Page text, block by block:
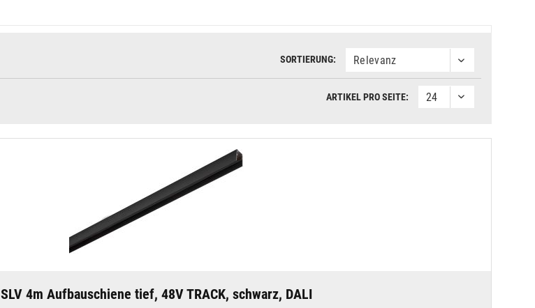
SORTIERUNG:
ARTIKEL PRO SEITE:
SLV 4m Aufbauschiene tief, 48V TRACK, schwarz, DALI